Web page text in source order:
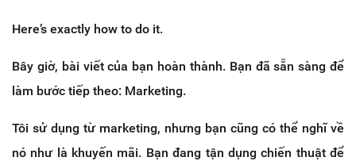
Here’s exactly how to do it.
Bây giờ, bài viết của bạn hoàn thành. Bạn đã sẵn sàng để
làm bước tiếp theo: Marketing.
Tôi sử dụng từ marketing, nhưng bạn cũng có thể nghĩ về
nó như là khuyến mãi. Bạn đang tận dụng chiến thuật để